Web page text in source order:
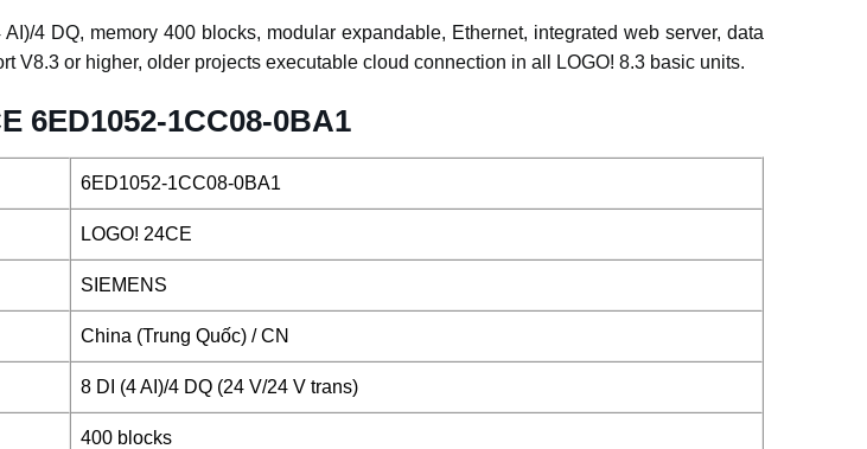
4 DQ, memory 400 blocks, modular expandable, Ethernet, integrated web server, data
V8.3 or higher, older projects executable cloud connection in all LOGO! 8.3 basic units.
6ED1052-1CC08-0BA1
6ED1052-1CC08-0BA1
LOGO! 24CE
SIEMENS
China (Trung Quốc) / CN
8 DI (4 AI)/4 DQ (24 V/24 V trans)
400 blocks